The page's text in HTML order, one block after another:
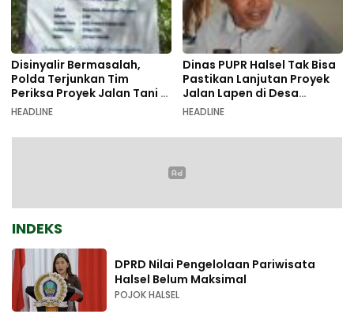
Disinyalir Bermasalah,
Polda Terjunkan Tim
Periksa Proyek Jalan Tani di
Galala
HEADLINE
Dinas PUPR Halsel Tak Bisa
Pastikan Lanjutan Proyek
Jalan Lapen di Desa
Sambiki
HEADLINE
INDEKS
DPRD Nilai Pengelolaan Pariwisata
Halsel Belum Maksimal
POJOK HALSEL